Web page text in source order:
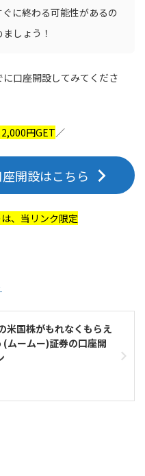
に終わる可能性があるの
しょう！
口座開設してみてくださ
円GET／
開設はこちら
、当リンク限定
米国株がもれなくもらえ
ームー)証券の口座開